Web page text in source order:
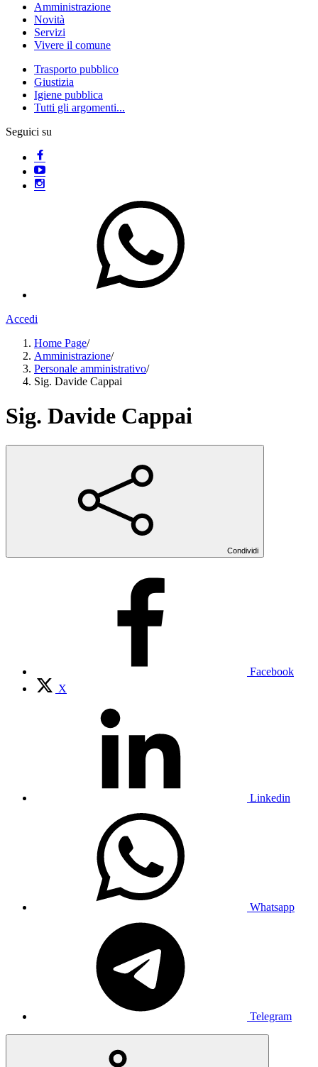
Amministrazione
Novità
Servizi
Vivere il comune
Trasporto pubblico
Giustizia
Igiene pubblica
Tutti gli argomenti...
Seguici su
Accedi
Home Page/
Amministrazione/
Personale amministrativo/
Sig. Davide Cappai
Sig. Davide Cappai
Condividi
Facebook
X
Linkedin
Whatsapp
Telegram